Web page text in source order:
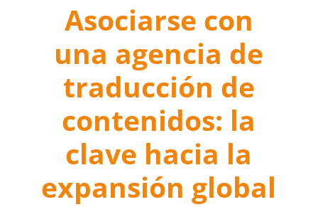
Asociarse con
una agencia de
traducción de
contenidos: la
clave hacia la
expansión global